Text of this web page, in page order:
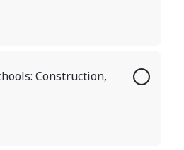
Construction,